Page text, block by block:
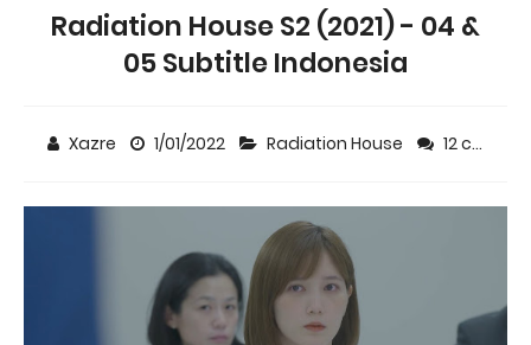
Radiation House S2 (2021) - 04 &
05 Subtitle Indonesia
Xazre 1/01/2022 Radiation House 12 comments